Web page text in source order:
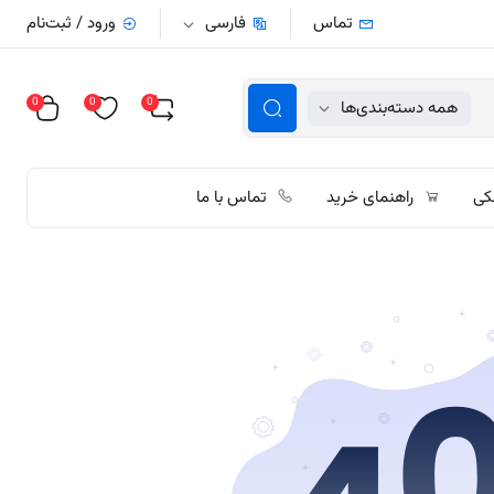
تماس فارسی ورود / ثبت‌نام
همه دسته‌بندی‌ها 0
0
0
راهنمای خرید تماس با ما